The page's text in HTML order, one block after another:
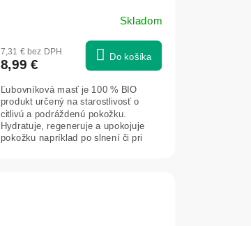
Skladom
7,31 € bez DPH
8,99 € Do košíka
Ľubovníková masť je 100 % BIO
produkt určený na starostlivosť o
citlivú a podráždenú pokožku.
Hydratuje, regeneruje a upokojuje
pokožku napríklad po slnení či pri